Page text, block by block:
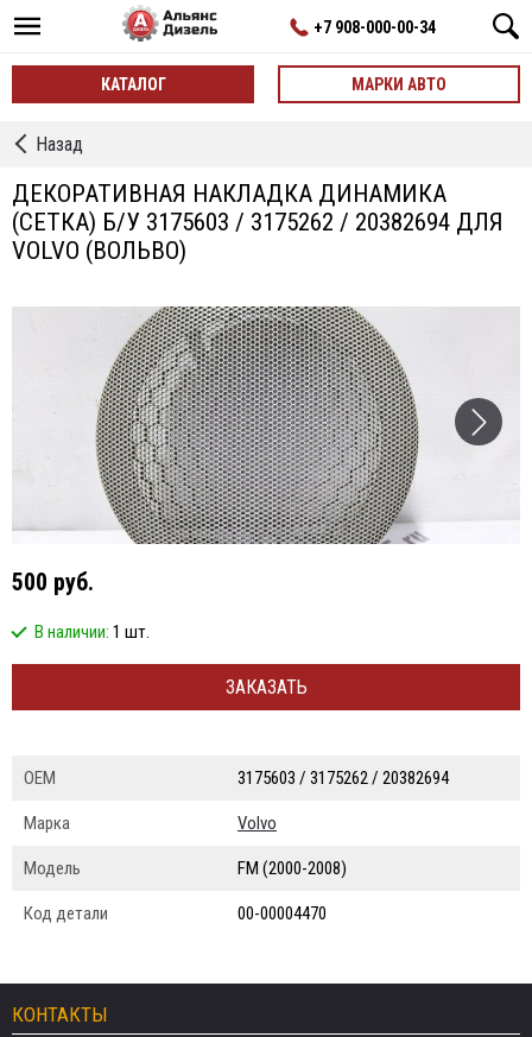
+7 908-000-00-34
КАТАЛОГ МАРКИ АВТО
←
Громкоговорители
Назад
ДЕКОРАТИВНАЯ НАКЛАДКА ДИНАМИКА
(СЕТКА) Б/У 3175603 / 3175262 / 20382694 ДЛЯ
VOLVO (ВОЛЬВО)
500 руб.
В наличии: 1 шт.
ЗАКАЗАТЬ
ОЕМ 3175603 / 3175262 / 20382694
Марка Volvo
Модель FM (2000-2008)
Код детали 00-00004470
КОНТАКТЫ